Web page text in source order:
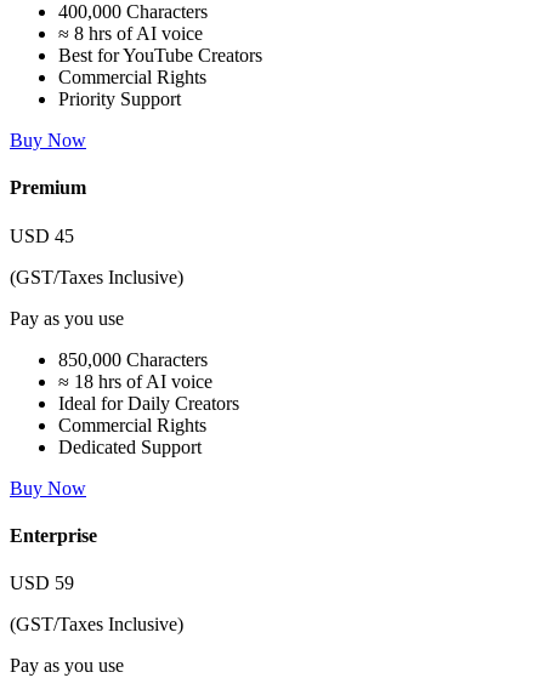
400,000 Characters
≈ 8 hrs of AI voice
Best for YouTube Creators
Commercial Rights
Priority Support
Buy Now
Premium
USD 45
(GST/Taxes Inclusive)
Pay as you use
850,000 Characters
≈ 18 hrs of AI voice
Ideal for Daily Creators
Commercial Rights
Dedicated Support
Buy Now
Enterprise
USD 59
(GST/Taxes Inclusive)
Pay as you use